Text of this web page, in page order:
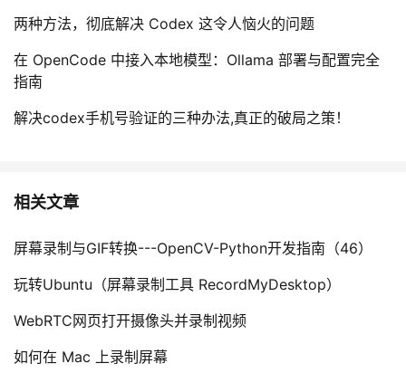
两种方法，彻底解决 Codex 这令人恼火的问题
在 OpenCode 中接入本地模型：Ollama 部署与配置完全
指南
解决codex手机号验证的三种办法,真正的破局之策！
相关文章
屏幕录制与GIF转换---OpenCV-Python开发指南（46）
玩转Ubuntu（屏幕录制工具 RecordMyDesktop）
WebRTC网页打开摄像头并录制视频
如何在 Mac 上录制屏幕